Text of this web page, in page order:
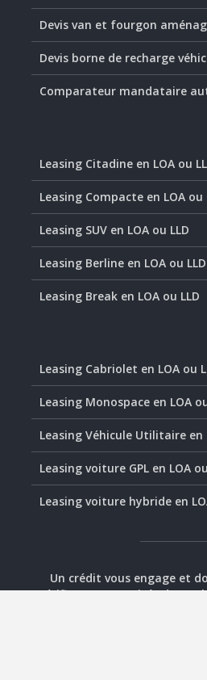
Devis van et fourgon
Devis borne de recharge
Comparateur mandataire
Leasing Citadine en LOA ou
Leasing Compacte en LOA ou
Leasing SUV en LOA ou LLD
Leasing Berline en LOA ou LLD
Leasing Break en LOA ou LLD
Leasing Cabriolet en LOA ou
Leasing Monospace en LOA
Leasing Véhicule Utilitaire en
Leasing voiture GPL en LOA
Leasing voiture hybride en
Un crédit vous engage et
Vérifiez vos capacités de